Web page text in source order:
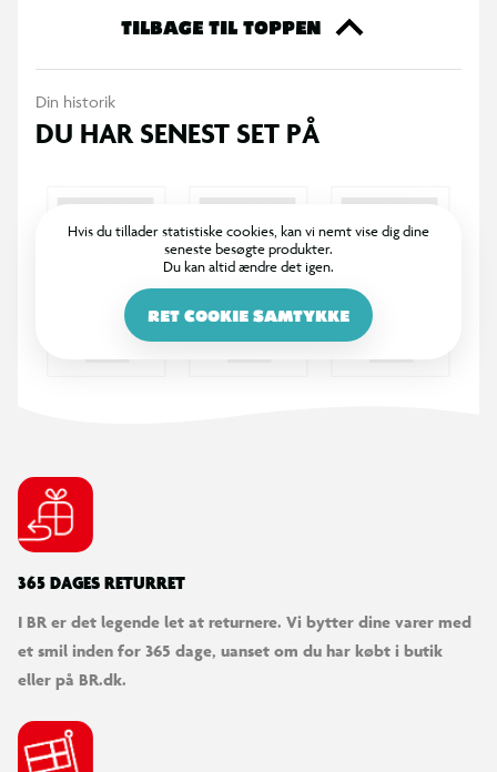
herefter ballonen.TILBAGE TIL TOPPEN
Din historik
DU HAR SENEST SET PÅ
Hvis du tillader statistiske cookies, kan vi nemt vise dig dine
seneste besøgte produkter.
Du kan altid ændre det igen.
RET COOKIE SAMTYKKE
365 DAGES RETURRET
I BR er det legende let at returnere. Vi bytter dine varer med
et smil inden for 365 dage, uanset om du har købt i butik
eller på BR.dk.